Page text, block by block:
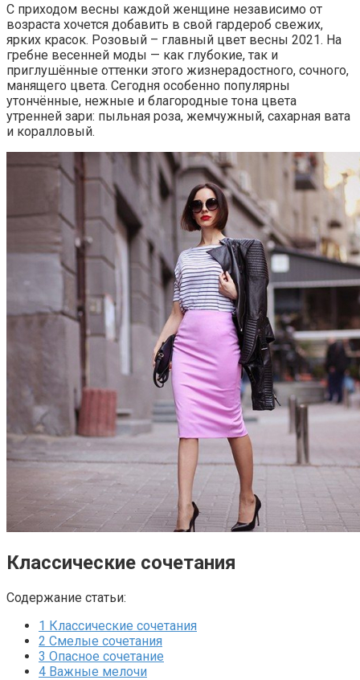
С приходом весны каждой женщине независимо от
возраста хочется добавить в свой гардероб свежих,
ярких красок. Розовый – главный цвет весны 2021. На
гребне весенней моды — как глубокие, так и
приглушённые оттенки этого жизнерадостного, сочного,
манящего цвета. Сегодня особенно популярны
утончённые, нежные и благородные тона цвета
утренней зари: пыльная роза, жемчужный, сахарная вата
и коралловый.
Классические сочетания
Содержание статьи:
1 Классические сочетания
2 Смелые сочетания
3 Опасное сочетание
4 Важные мелочи